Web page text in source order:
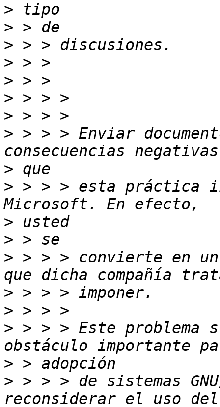
>
>
>
>
>
>
>
> > > > Enviar
>
> > > > esta práctica
>
>
> > > > convierte en
>
>
> > > > Este problema
>
> > > > de sistemas